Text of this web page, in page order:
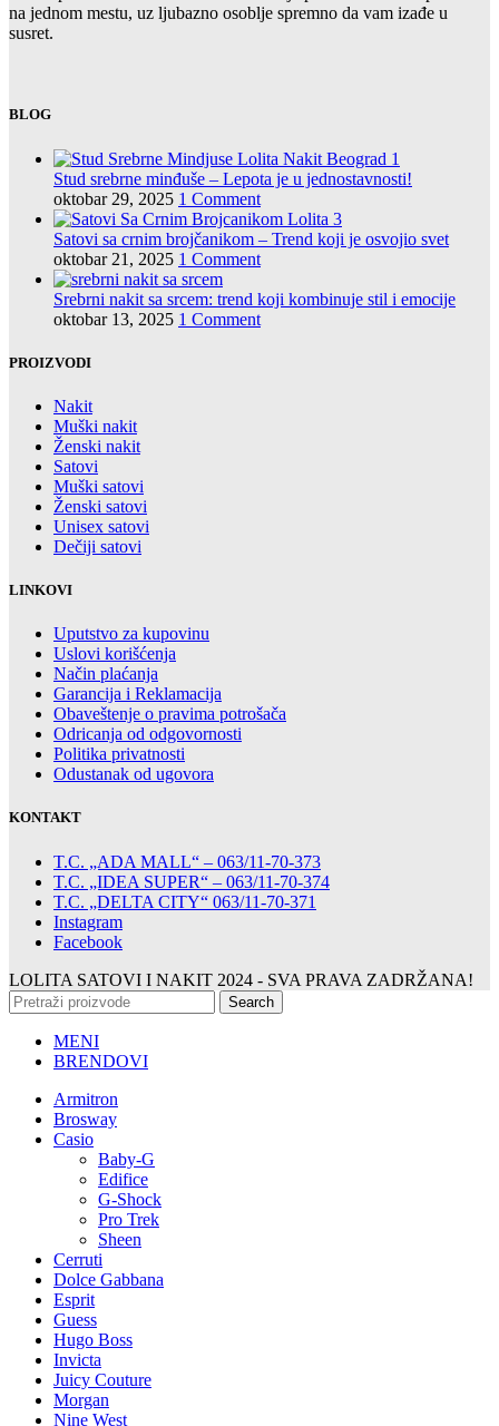
na jednom mestu, uz ljubazno osoblje spremno da vam izađe u
susret.
BLOG
Stud srebrne minđuše – Lepota je u jednostavnosti!
oktobar 29, 2025 1 Comment
Satovi sa crnim brojčanikom – Trend koji je osvojio svet
oktobar 21, 2025 1 Comment
Srebrni nakit sa srcem: trend koji kombinuje stil i emocije
oktobar 13, 2025 1 Comment
PROIZVODI
Nakit
Muški nakit
Ženski nakit
Satovi
Muški satovi
Ženski satovi
Unisex satovi
Dečiji satovi
LINKOVI
Uputstvo za kupovinu
Uslovi korišćenja
Način plaćanja
Garancija i Reklamacija
Obaveštenje o pravima potrošača
Odricanja od odgovornosti
Politika privatnosti
Odustanak od ugovora
KONTAKT
T.C. „ADA MALL“ – 063/11-70-373
T.C. „IDEA SUPER“ – 063/11-70-374
T.C. „DELTA CITY“ 063/11-70-371
Instagram
Facebook
LOLITA SATOVI I NAKIT 2024 - SVA PRAVA ZADRŽANA!
Search
MENI
BRENDOVI
Armitron
Brosway
Casio
Baby-G
Edifice
G-Shock
Pro Trek
Sheen
Cerruti
Dolce Gabbana
Esprit
Guess
Hugo Boss
Invicta
Juicy Couture
Morgan
Nine West